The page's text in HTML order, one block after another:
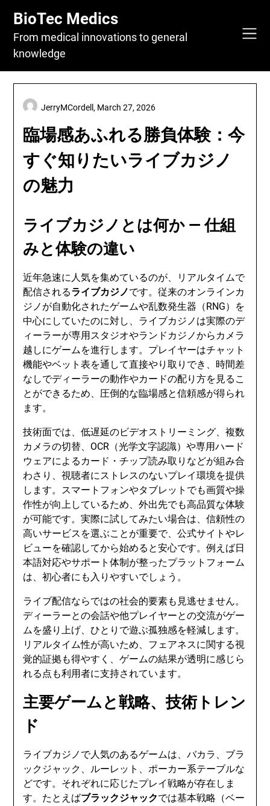
content
BioTec Medics
From medical innovations to general
knowledge
臨場感あふれる勝負体験：今
すぐ知りたいライブカジノ
の魅力
JerryMCordell, March 27, 2026
ライブカジノとは何か — 仕組
みと体験の違い
近年急速に人気を集めているのが、リアルタイムで
配信されるライブカジノです。従来のオンラインカ
ジノが自動化されたゲームや乱数発生器（RNG）を
中心にしていたのに対し、ライブカジノは実際のデ
ィーラーが専用スタジオやランドカジノからカメラ
越しにゲームを進行します。プレイヤーはチャット
機能やベット表を通して直接やり取りでき、時間差
なしでディーラーの動作やカードの配り方を見るこ
とができるため、圧倒的な臨場感と信頼感が得られ
ます。
技術面では、低遅延のビデオストリーミング、複数
カメラの切替、OCR（光学文字認識）や専用ハード
ウェアによるカード・チップ読み取りなどが組み合
わさり、視聴者にストレスのないプレイ環境を提供
します。スマートフォンやタブレットでも画質や操
作性が向上しているため、外出先でも高品質な体験
が可能です。実際に試してみたい場合は、信頼性の
高いサービスを選ぶことが重要で、公式サイトやレ
ビューを確認してから始めると安心です。例えば日
本語対応やサポート体制が整ったプラットフォーム
は、初心者にも入りやすいでしょう。
ライブ配信ならではの社会的要素も見逃せません。
ディーラーとの会話や他プレイヤーとの交流がゲー
ムを盛り上げ、ひとりで遊ぶ孤独感を軽減します。
リアルタイム性が高いため、フェアネスに関する視
覚的証拠も得やすく、ゲームの結果が透明に感じら
れる点も利用者に支持されています。
主要ゲームと戦略、技術トレン
ド
ライブカジノで人気のあるゲームは、バカラ、ブラ
ックジャック、ルーレット、ポーカー系テーブルな
どです。それぞれに応じたプレイ戦略が存在しま
す。たとえばブラックジャックでは基本戦略（ベー